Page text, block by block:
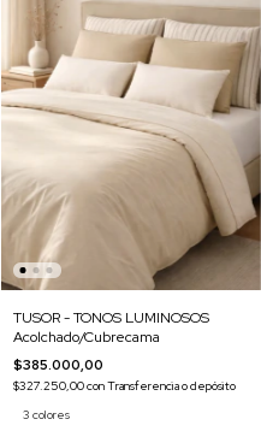
TUSOR - TONOS LUMINOSOS
Acolchado/Cubrecama
$385.000,00
$327.250,00conTransferencia o depósito
3 colores